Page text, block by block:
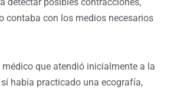
detectar posibles contracciones,
contaba con los medios necesarios
médico que atendió inicialmente a la
había practicado una ecografía,